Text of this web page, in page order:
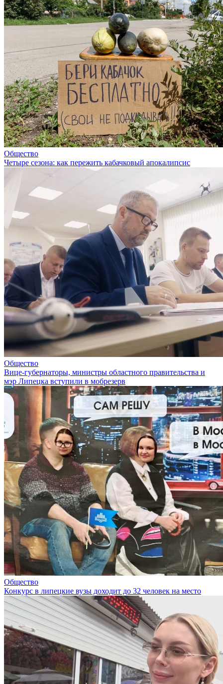
Общество
Четыре сезона: как пережить кабачковый апокалипсис
Общество
Вице-губернаторы, министры областного правительства и
мэр Липецка вступили в мобрезерв
Общество
Конкурс в липецкие вузы доходит до 32 человек на место